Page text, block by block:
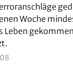
Woche
Leben